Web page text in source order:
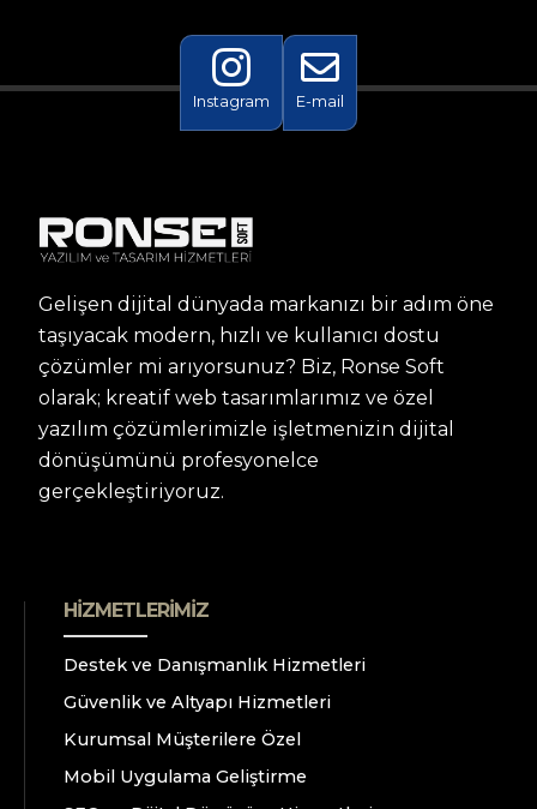
Instagram E-mail
Gelişen dijital dünyada markanızı bir adım öne
taşıyacak modern, hızlı ve kullanıcı dostu
çözümler mi arıyorsunuz? Biz, Ronse Soft
olarak; kreatif web tasarımlarımız ve özel
yazılım çözümlerimizle işletmenizin dijital
dönüşümünü profesyonelce
gerçekleştiriyoruz.
HIZMETLERIMIZ
Destek ve Danışmanlık Hizmetleri
Güvenlik ve Altyapı Hizmetleri
Kurumsal Müşterilere Özel
Mobil Uygulama Geliştirme